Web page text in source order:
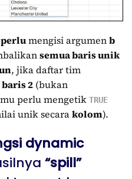
mengisi argumenb
semua baris unik
, jika daftar tim
baris 2 (bukan
perlu mengetik TRUE
unik secarakolom).
dynamic
“spill”